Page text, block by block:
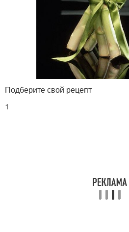
Подберите свой рецепт
1